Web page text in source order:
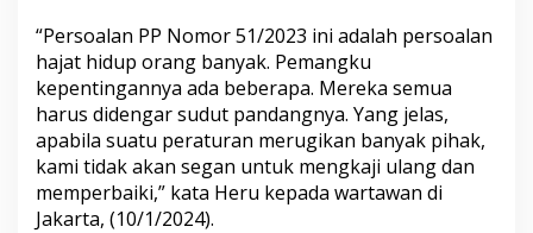
“Persoalan PP Nomor 51/2023 ini adalah persoalan
hajat hidup orang banyak. Pemangku
kepentingannya ada beberapa. Mereka semua
harus didengar sudut pandangnya. Yang jelas,
apabila suatu peraturan merugikan banyak pihak,
kami tidak akan segan untuk mengkaji ulang dan
memperbaiki,” kata Heru kepada wartawan di
Jakarta, (10/1/2024).